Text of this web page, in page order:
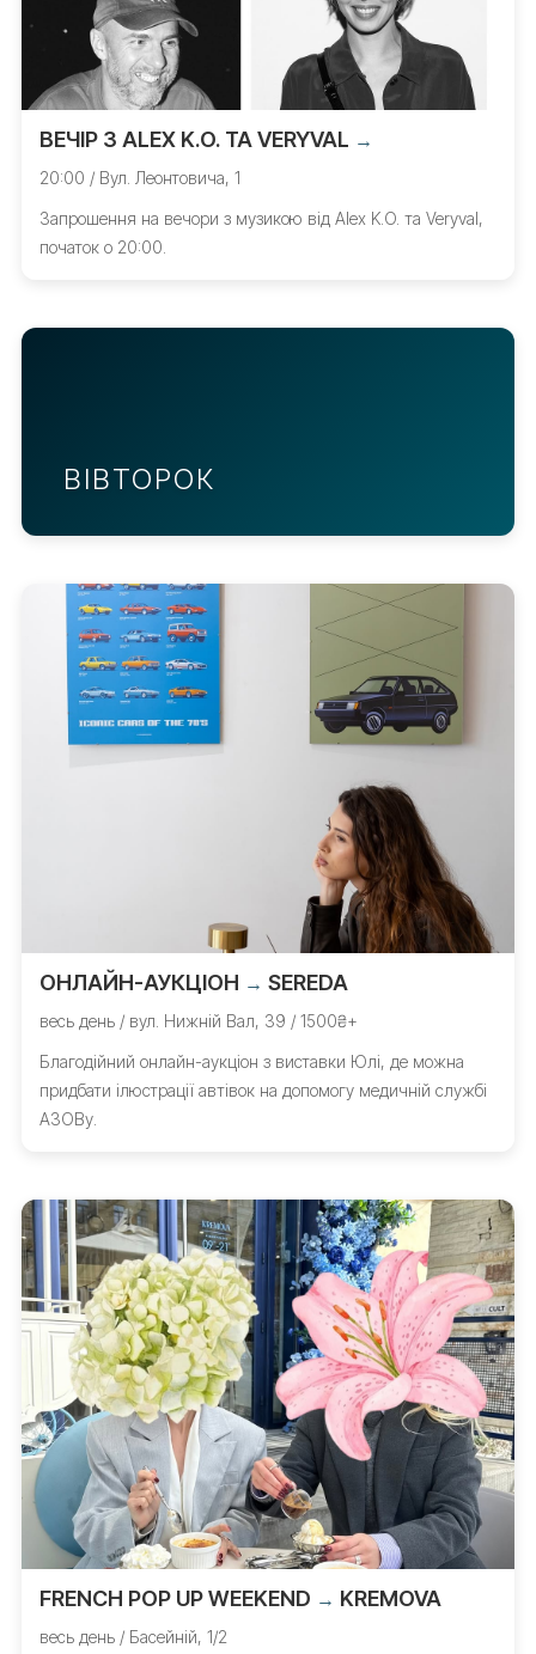
ВЕЧІР З ALEX K.O. ТА VERYVAL →
20:00 / Вул. Леонтовича, 1
Запрошення на вечори з музикою від Alex K.O. та Veryval,
початок о 20:00.
ВІВТОРОК
ОНЛАЙН-АУКЦІОН → SEREDA
весь день / вул. Нижній Вал, 39 / 1500₴+
Благодійний онлайн-аукціон з виставки Юлі, де можна
придбати ілюстрації автівок на допомогу медичній службі
АЗОВу.
FRENCH POP UP WEEKEND → KREMOVA
весь день / Басейній, 1/2